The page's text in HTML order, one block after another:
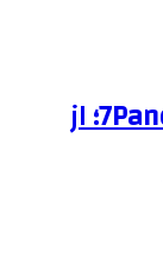
خدمات شبکه‌های اجتماعی 7Panel؛ از